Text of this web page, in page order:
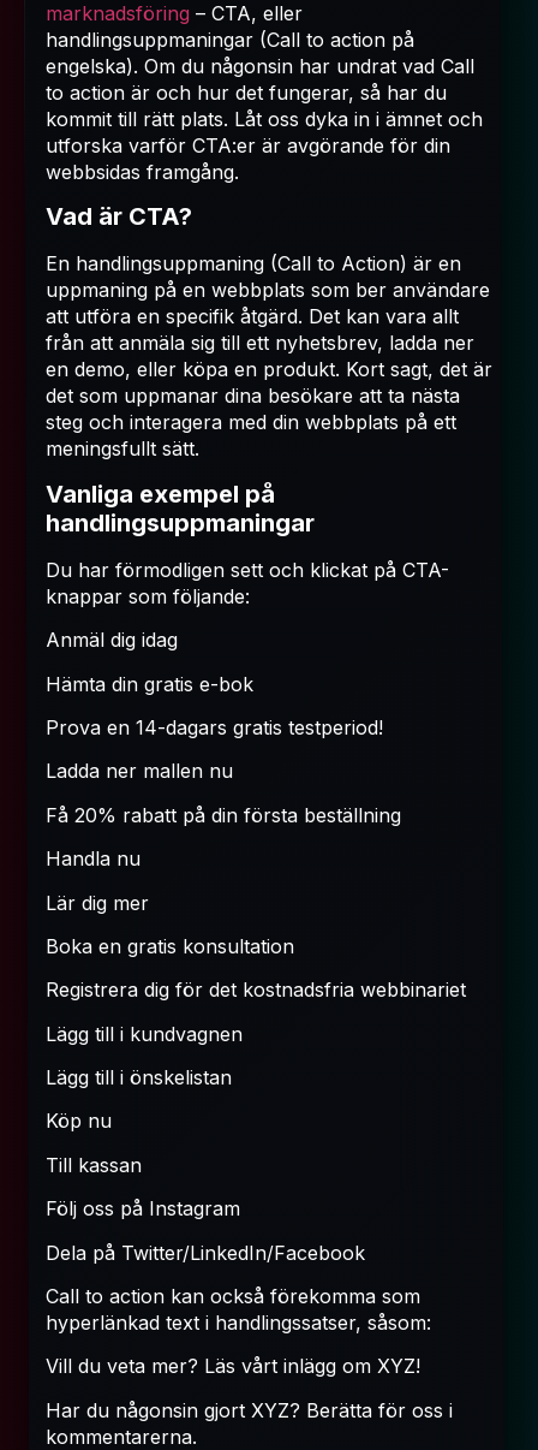
marknadsföring – CTA, eller
handlingsuppmaningar (Call to action på
engelska). Om du någonsin har undrat vad Call
to action är och hur det fungerar, så har du
kommit till rätt plats. Låt oss dyka in i ämnet och
utforska varför CTA:er är avgörande för din
webbsidas framgång.
Vad är CTA?
En handlingsuppmaning (Call to Action) är en
uppmaning på en webbplats som ber användare
att utföra en specifik åtgärd. Det kan vara allt
från att anmäla sig till ett nyhetsbrev, ladda ner
en demo, eller köpa en produkt. Kort sagt, det är
det som uppmanar dina besökare att ta nästa
steg och interagera med din webbplats på ett
meningsfullt sätt.
Vanliga exempel på
handlingsuppmaningar
Du har förmodligen sett och klickat på CTA-
knappar som följande:
Anmäl dig idag
Hämta din gratis e-bok
Prova en 14-dagars gratis testperiod!
Ladda ner mallen nu
Få 20% rabatt på din första beställning
Handla nu
Lär dig mer
Boka en gratis konsultation
Registrera dig för det kostnadsfria webbinariet
Lägg till i kundvagnen
Lägg till i önskelistan
Köp nu
Till kassan
Följ oss på Instagram
Dela på Twitter/LinkedIn/Facebook
Call to action kan också förekomma som
hyperlänkad text i handlingssatser, såsom:
Vill du veta mer? Läs vårt inlägg om XYZ!
Har du någonsin gjort XYZ? Berätta för oss i
kommentarerna.